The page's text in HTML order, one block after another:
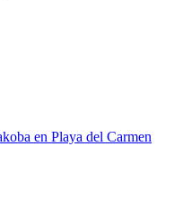
en Playa del Carmen